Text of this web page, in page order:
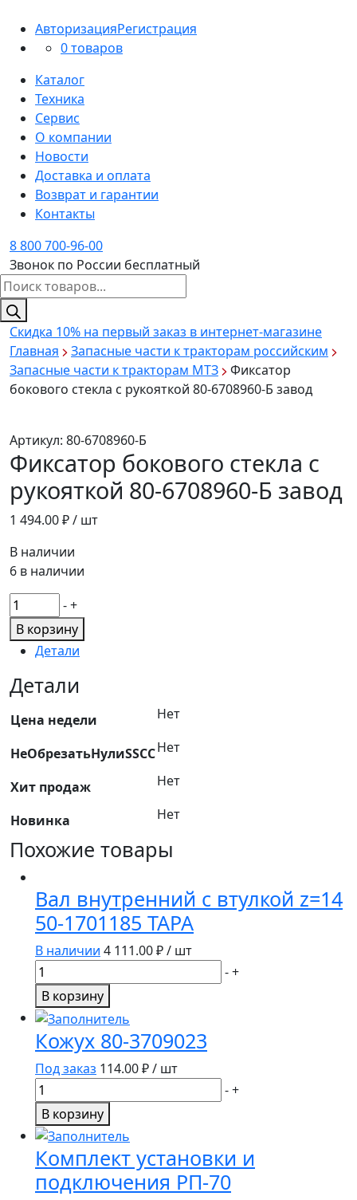
АвторизацияРегистрация
0 товаров
Каталог
Техника
Сервис
О компании
Новости
Доставка и оплата
Возврат и гарантии
Контакты
8 800 700-96-00
Звонок по России бесплатный
Поиск
товаров
Скидка 10% на первый заказ в интернет-магазине
Главная
Запасные части к тракторам российским
Запасные части к тракторам МТЗ
Фиксатор
бокового стекла с рукояткой 80-6708960-Б завод
Артикул: 80-6708960-Б
Фиксатор бокового стекла с
рукояткой 80-6708960-Б завод
1 494.00₽ / шт
В наличии
6 в наличии
Количество
товара
Фиксатор
бокового
стекла
с
рукояткой
6708960-
завод
-+
В корзину
Детали
Детали
Цена недели Нет
НеОбрезатьНулиSSCCНет
Хит продаж Нет
Новинка Нет
Похожие товары
Вал внутренний с втулкой z=14
50-1701185 ТАРА
В наличии 4 111.00₽ / шт
Количество
товара
Вал
внутренний
с
втулкой
z=14
50-
1701185
ТАРА
-+
В корзину
Кожух 80-3709023
Под заказ 114.00₽ / шт
Количество
товара
Кожух
80-
3709023
-+
В корзину
Комплект установки и
подключения РП-70